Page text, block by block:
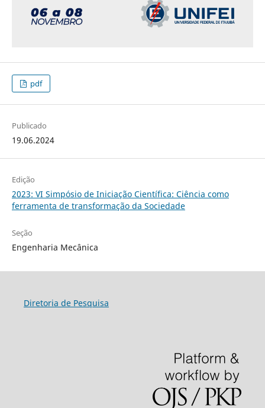
pdf
Publicado
19.06.2024
Edição
2023: VI Simpósio de Iniciação Científica: Ciência como
ferramenta de transformação da Sociedade
Seção
Engenharia Mecânica
Diretoria de Pesquisa